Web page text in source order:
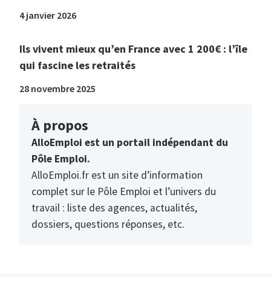
4 janvier 2026
Ils vivent mieux qu’en France avec 1 200€ : l’île
qui fascine les retraités
28 novembre 2025
À propos
AlloEmploi est un portail indépendant du
Pôle Emploi.
AlloEmploi.fr est un site d’information
complet sur le Pôle Emploi et l’univers du
travail : liste des agences, actualités,
dossiers, questions réponses, etc.